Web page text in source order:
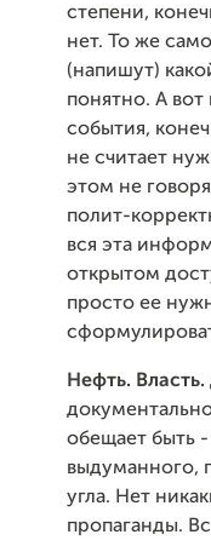
степени,
нет. То же
(напишут)
понятно. А вот
события,
не считает
этом не
полит-
вся эта
открытом
просто ее
Нефть. Власть.
обещает быть
выдуманного,
угла. Нет
пропаганды.